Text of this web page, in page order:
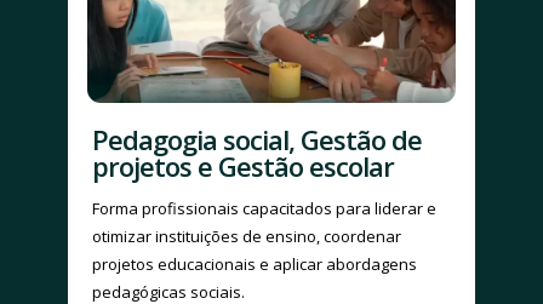
Pedagogia social, Gestão de
projetos e Gestão escolar
Forma profissionais capacitados para liderar e
otimizar instituições de ensino, coordenar
projetos educacionais e aplicar abordagens
pedagógicas sociais.